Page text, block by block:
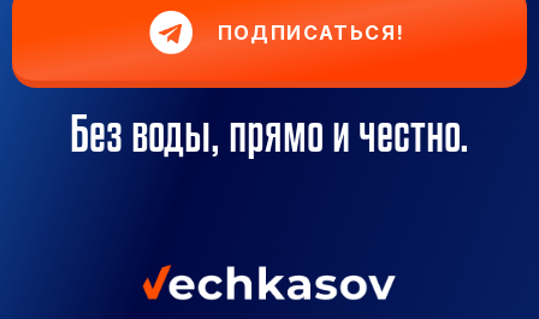
ПОДПИСАТЬСЯ!
Без воды, прямо и честно.